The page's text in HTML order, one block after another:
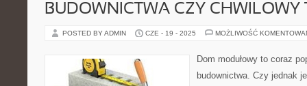
BUDOWNICTWA CZY CHWILOWY
POSTED BY ADMIN CZE - 19 - 2025 MOŻLIWOŚĆ
Dom modułowy to coraz
budownictwa. Czy jednak